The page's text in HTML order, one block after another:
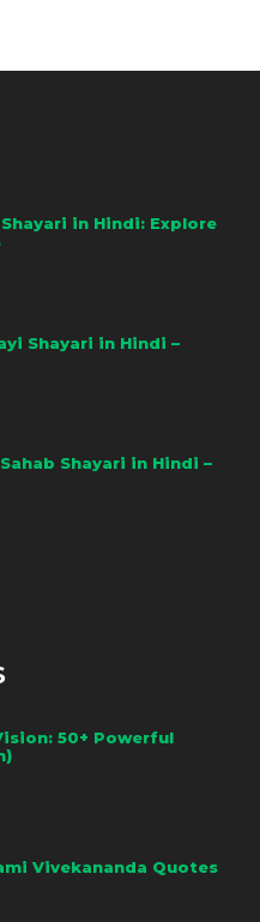
in Hindi: Explore
Shayari in Hindi –
Shayari in Hindi –
50+ Powerful
Vivekananda Quotes